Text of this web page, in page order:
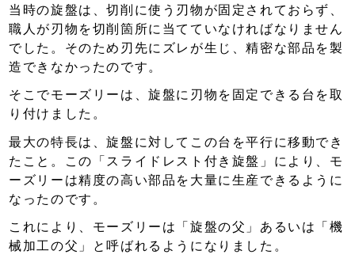
当時の旋盤は、切削に使う刃物が固定されておらず、
職人が刃物を切削箇所に当てていなければなりません
でした。そのため刃先にズレが生じ、精密な部品を製
造できなかったのです。
そこでモーズリーは、旋盤に刃物を固定できる台を取
り付けました。
最大の特長は、旋盤に対してこの台を平行に移動でき
たこと。この「スライドレスト付き旋盤」により、モ
ーズリーは精度の高い部品を大量に生産できるように
なったのです。
これにより、モーズリーは「旋盤の父」あるいは「機
械加工の父」と呼ばれるようになりました。